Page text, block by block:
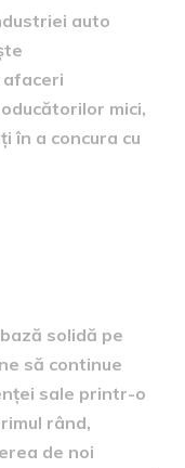
auto
mici,
în a concura cu
solidă pe
să continue
sale printr-o
rând,
de noi